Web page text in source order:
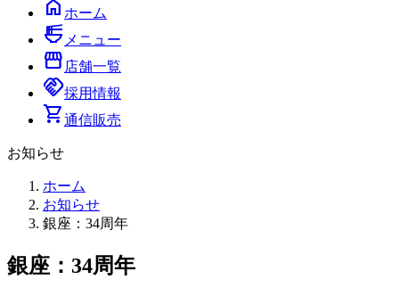
home ホーム
ramen_dining メニュー
storefront 店舗一覧
handshake採用情報
shopping_cart通信販売
お知らせ
ホーム
お知らせ
銀座：34周年
銀座：34周年